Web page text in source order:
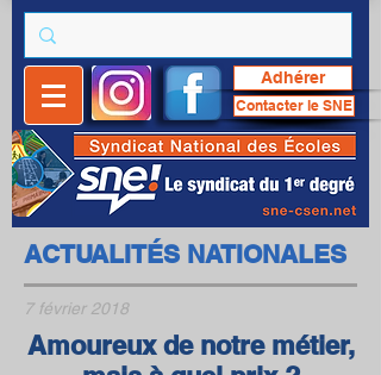
Adhérer
Contacter le SNE
ACTUALITÉS NATIONALES
7 février 2018
Amoureux de notre métier,